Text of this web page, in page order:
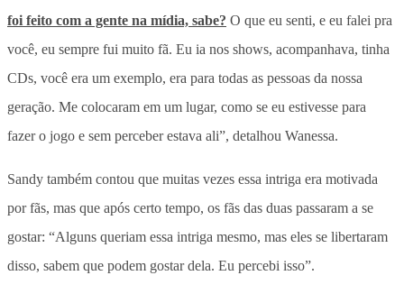
foi feito com a gente na mídia, sabe? O que eu senti, e eu falei pra
você, eu sempre fui muito fã. Eu ia nos shows, acompanhava, tinha
CDs, você era um exemplo, era para todas as pessoas da nossa
geração. Me colocaram em um lugar, como se eu estivesse para
fazer o jogo e sem perceber estava ali”, detalhou Wanessa.
Sandy também contou que muitas vezes essa intriga era motivada
por fãs, mas que após certo tempo, os fãs das duas passaram a se
gostar: “Alguns queriam essa intriga mesmo, mas eles se libertaram
disso, sabem que podem gostar dela. Eu percebi isso”.